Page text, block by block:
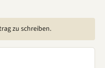
zu schreiben.